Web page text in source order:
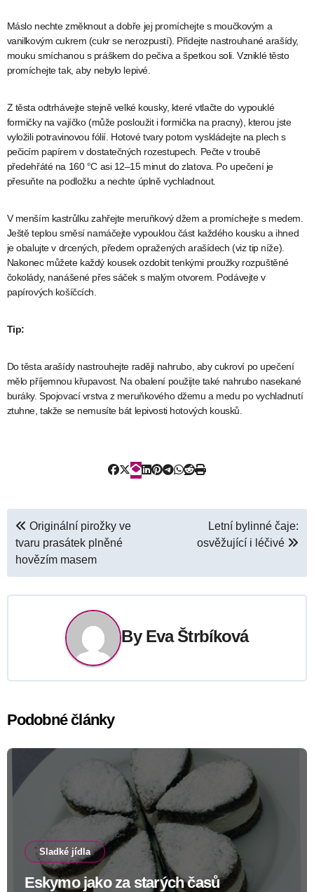
Máslo nechte změknout a dobře jej promíchejte s moučkovým a
vanilkovým cukrem (cukr se nerozpustí). Přidejte nastrouhané arašídy,
mouku smíchanou s práškem do pečiva a špetkou soli. Vzniklé těsto
promíchejte tak, aby nebylo lepivé.
Z těsta odtrhávejte stejně velké kousky, které vtlačte do vypouklé
formičky na vajíčko (může posloužit i formička na pracny), kterou jste
vyložili potravinovou fólií. Hotové tvary potom vyskládejte na plech s
pečicím papírem v dostatečných rozestupech. Pečte v troubě
předehřáté na 160 °C asi 12–15 minut do zlatova. Po upečení je
přesuňte na podložku a nechte úplně vychladnout.
V menším kastrůlku zahřejte meruňkový džem a promíchejte s medem.
Ještě teplou směsí namáčejte vypouklou část každého kousku a ihned
je obalujte v drcených, předem opražených arašídech (viz tip níže).
Nakonec můžete každý kousek ozdobit tenkými proužky rozpuštěné
čokolády, nanášené přes sáček s malým otvorem. Podávejte v
papírových košíčcích.
Tip:
Do těsta arašídy nastrouhejte raději nahrubo, aby cukroví po upečení
mělo příjemnou křupavost. Na obalení použijte také nahrubo nasekané
buráky. Spojovací vrstva z meruňkového džemu a medu po vychladnutí
ztuhne, takže se nemusíte bát lepivosti hotových kousků.
Navigace
pro
příspěvek
Originální pirožky ve
tvaru prasátek plněné
hovězím masem
Letní bylinné čaje:
osvěžující i léčivé
By Eva Štrbíková
Podobné články
Sladké jídla
Eskymo jako za starých časů